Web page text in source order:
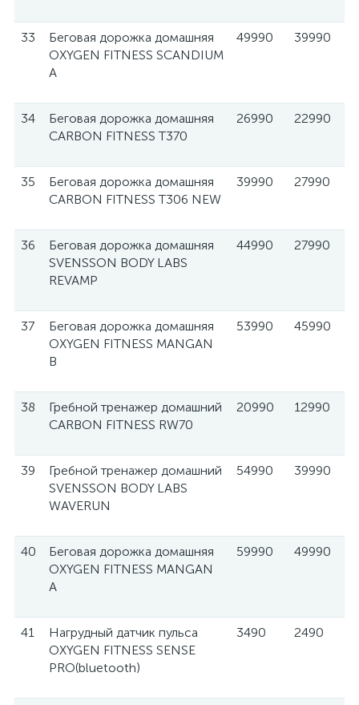
33
Беговая дорожка домашняя
OXYGEN FITNESS SCANDIUM
A
49990 39990
34
Беговая дорожка домашняя
CARBON FITNESS T370
26990 22990
35
Беговая дорожка домашняя
CARBON FITNESS T306 NEW
39990 27990
36
Беговая дорожка домашняя
SVENSSON BODY LABS
REVAMP
44990 27990
37
Беговая дорожка домашняя
OXYGEN FITNESS MANGAN
B
53990 45990
38
Гребной тренажер домашний
CARBON FITNESS RW70
20990 12990
39
Гребной тренажер домашний
SVENSSON BODY LABS
WAVERUN
54990 39990
40
Беговая дорожка домашняя
OXYGEN FITNESS MANGAN
A
59990 49990
41
Нагрудный датчик пульса
OXYGEN FITNESS SENSE
PRO(bluetooth)
3490 2490